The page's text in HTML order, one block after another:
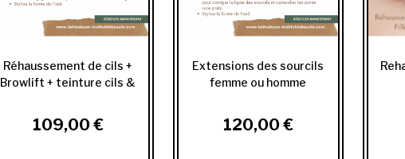
Réhaussement de cils +
Browlift + teinture cils &
109,00 €
Extensions des sourcils
femme ou homme
120,00 €